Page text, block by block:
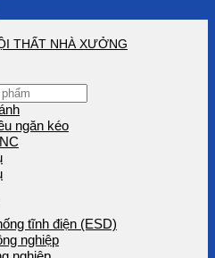
THẤT NHÀ XƯỞNG
ngăn kéo
tĩnh điện (ESD)
nghiệp